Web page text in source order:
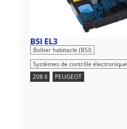
BSI EL3
Boîtier habitacle (BSI)
Systèmes de contrôle électronique
208 II
PEUGEOT